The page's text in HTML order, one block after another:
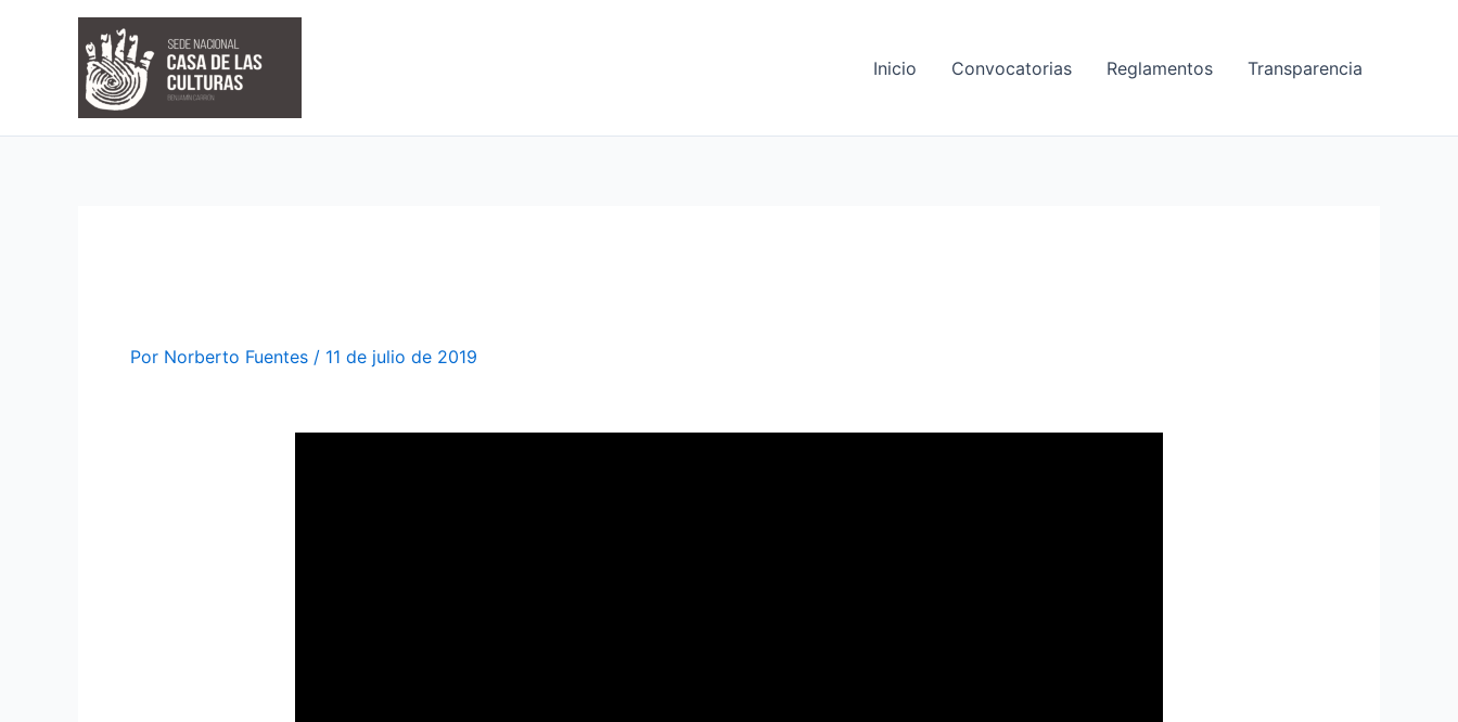
Inicio Convocatorias Reglamentos Transparencia
Por Norberto Fuentes / 11 de julio de 2019